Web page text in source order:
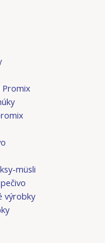
Promix
müsli
výrobky